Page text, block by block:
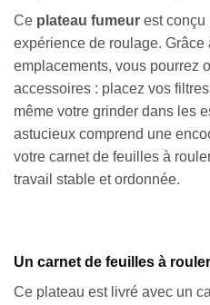
Ce plateau fumeur est conçu
expérience de roulage. Grâce
emplacements, vous pourrez
accessoires : placez vos
même votre grinder dans les
astucieux comprend une
votre carnet de feuilles à
travail stable et ordonnée.
Un carnet de feuilles à
Ce plateau est livré avec un